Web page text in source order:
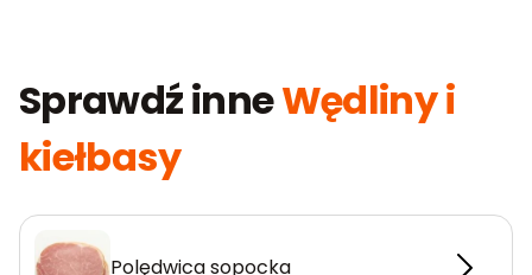
Sprawdź inneWędliny i
kiełbasy
Polędwica sopocka